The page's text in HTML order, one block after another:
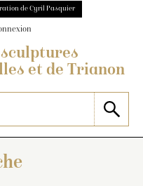
de Cyril Pasquier
et de Trianon